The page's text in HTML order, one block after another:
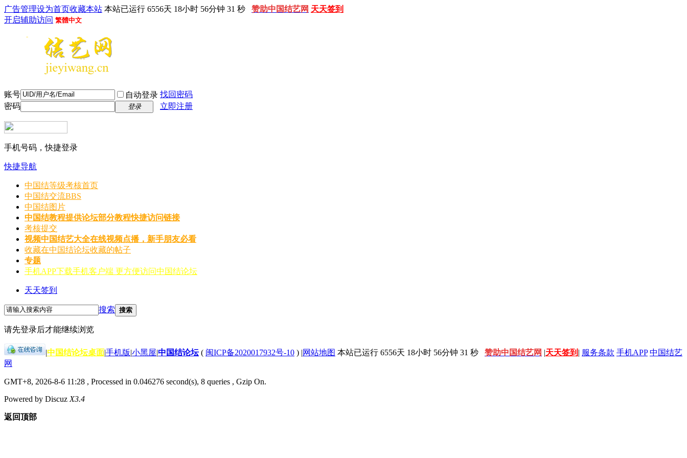
广告管理设为首页收藏本站 本站已运行 6556天 18小时 56分钟 31 秒 赞助中国结艺网 天天签到
开启辅助访问 繁體中文
账号 自动登录 找回密码
密码
登录 立即注册
手机号码，快捷登录
快捷导航
中国结等级考核首页
中国结交流BBS
中国结图片
中国结教程提供论坛部分教程快捷访问链接
考核提交
视频中国结艺大全在线视频点播，新手朋友必看
收藏在中国结论坛收藏的帖子
专题
手机APP下载手机客户端 更方便访问中国结论坛
天天签到
搜索 搜索
请先登录后才能继续浏览
|中国结论坛桌面|手机版|小黑屋|中国结论坛( 闽ICP备2020017932号-10 ) |网站地图 本站已运行 6556天 18小时 56分钟 31 秒 赞助中国结艺网 |天天签到 | 服务条款 手机APP 中国结艺
网
GMT+8, 2026-8-6 11:28 , Processed in 0.046276 second(s), 8 queries , Gzip On.
Powered by Discuz X3.4
返回顶部